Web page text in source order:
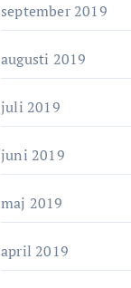
september 2019
augusti 2019
juli 2019
juni 2019
maj 2019
april 2019